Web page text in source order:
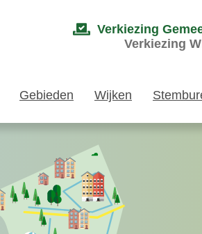
Verkiezing
Verkiezing
Gebieden Wijken